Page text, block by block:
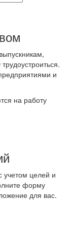
и
на работу
учетом целей и
форму
для вас.